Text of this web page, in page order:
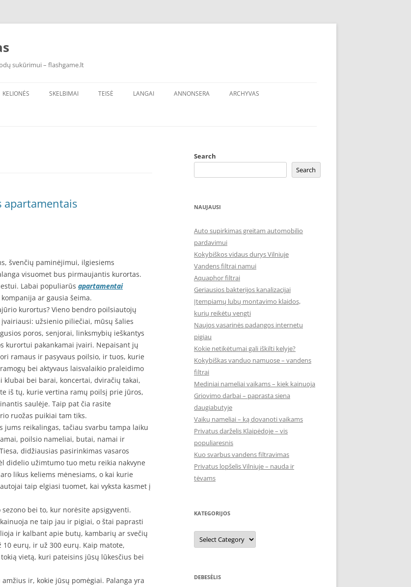
sukūrimui – flashgame.lt
KELIONĖS SKELBIMAI TEISĖ LANGAI ANNONSERA ARCHYVAS
apartamentais
švenčių paminėjimui, ilgiesiems
visuomet bus pirmaujantis kurortas.
Labai populiarūs apartamentai
ar gausia šeima.
kurortus? Vieno bendro poilsiautojų
užsienio piliečiai, mūsų šalies
poros, senjorai, linksmybių ieškantys
kurortui pakankamai įvairi. Nepaisant jų
ramaus ir pasyvaus poilsio, ir tuos, kurie
bei aktyvaus laisvalaikio praleidimo
bei barai, koncertai, dviračių takai,
iš tų, kurie vertina ramų poilsį prie jūros,
saulėje. Taip pat čia rasite
ruožas puikiai tam tiks.
jums reikalingas, tačiau svarbu tampa laiku
poilsio nameliai, butai, namai ir
didžiausias pasirinkimas vasaros
didelio užimtumo tuo metu reikia nakvyne
likus keliems mėnesiams, o kai kurie
taip elgiasi tuomet, kai vyksta kasmet į
bei to, kur norėsite apsigyventi.
ne taip jau ir pigiai, o štai paprasti
ir kalbant apie butų, kambarių ar svečių
eurų, ir už 300 eurų. Kaip matote,
vietą, kuri pateisins jūsų lūkesčius bei
ir, kokie jūsų pomėgiai. Palanga yra
Search
Search
NAUJAUSI
Auto supirkimas greitam automobilio
pardavimui
Kokybiškos vidaus durys Vilniuje
Vandens filtrai namui
Aquaphor filtrai
Geriausios bakterijos kanalizacijai
Įtempiamų lubų montavimo klaidos,
kurių reikėtų vengti
Naujos vasarinės padangos internetu
pigiau
Kokie netikėtumai gali iškilti kelyje?
Kokybiškas vanduo namuose – vandens
filtrai
Mediniai nameliai vaikams – kiek kainuoja
Griovimo darbai – paprasta siena
daugiabutyje
Vaikų nameliai – ką dovanoti vaikams
Privatus darželis Klaipėdoje – vis
populiaresnis
Kuo svarbus vandens filtravimas
Privatus lopšelis Vilniuje – nauda ir
tėvams
KATEGORIJOS
Kategorijos
DEBESĖLIS